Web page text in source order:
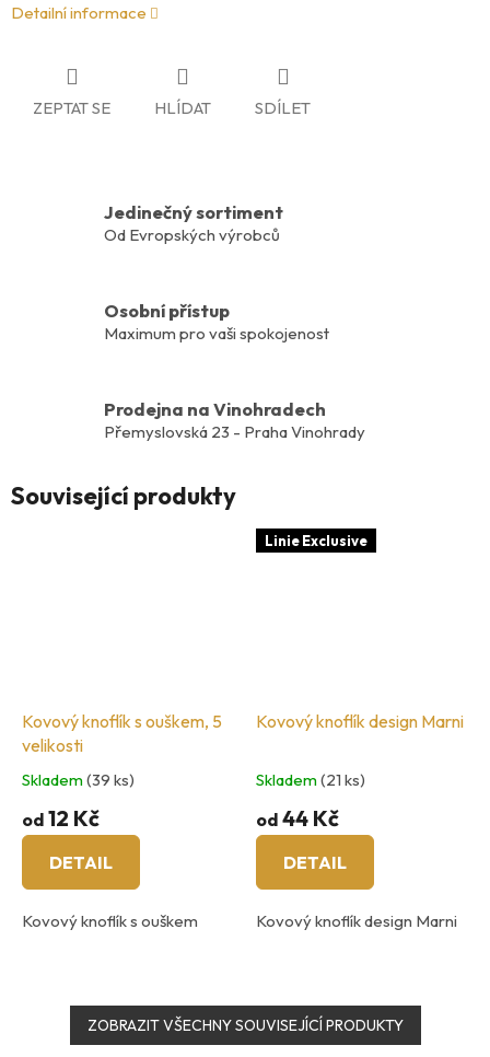
Detailní informace
ZEPTAT SE HLÍDAT SDÍLET
Jedinečný sortiment
Od Evropských výrobců
Osobní přístup
Maximum pro vaši spokojenost
Prodejna na Vinohradech
Přemyslovská 23 - Praha Vinohrady
Související produkty
Kovový knoflík s ouškem, 5
velikosti
Skladem(39 ks)
od 12 Kč
DETAIL
Kovový knoflík s ouškem
Linie Exclusive
Kovový knoflík design Marni
Skladem(21 ks)
od 44 Kč
DETAIL
Kovový knoflík design Marni
ZOBRAZIT VŠECHNY SOUVISEJÍCÍ PRODUKTY